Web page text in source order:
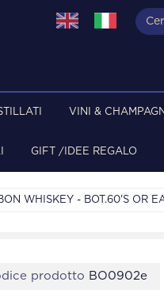
VINI &
GIFT /IDEE REGALO
WHISKEY - BOT.60'S OR
prodotto BO0902e